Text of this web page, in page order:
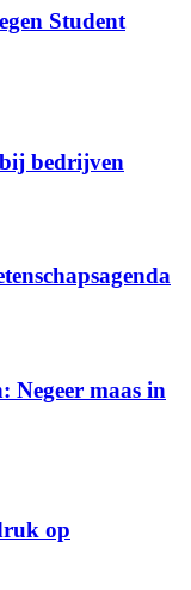
Student
bedrijven
Negeer maas in
op